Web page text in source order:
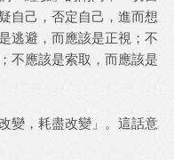
己，否定自己，進而想
逃避，而應該是正視；不
不應該是索取，而應該是
，耗盡改變」。這話意